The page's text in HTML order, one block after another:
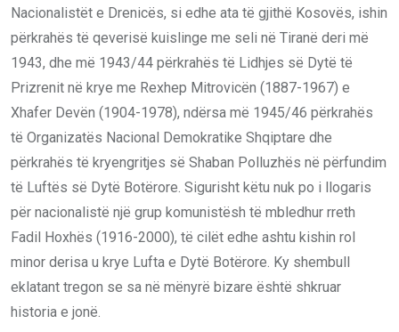
Nacionalistët e Drenicës, si edhe ata të gjithë Kosovës, ishin
përkrahës të qeverisë kuislinge me seli në Tiranë deri më
1943, dhe më 1943/44 përkrahës të Lidhjes së Dytë të
Prizrenit në krye me Rexhep Mitrovicën (1887-1967) e
Xhafer Devën (1904-1978), ndërsa më 1945/46 përkrahës
të Organizatës Nacional Demokratike Shqiptare dhe
përkrahës të kryengritjes së Shaban Polluzhës në përfundim
të Luftës së Dytë Botërore. Sigurisht këtu nuk po i llogaris
për nacionalistë një grup komunistësh të mbledhur rreth
Fadil Hoxhës (1916-2000), të cilët edhe ashtu kishin rol
minor derisa u krye Lufta e Dytë Botërore. Ky shembull
eklatant tregon se sa në mënyrë bizare është shkruar
historia e jonë.